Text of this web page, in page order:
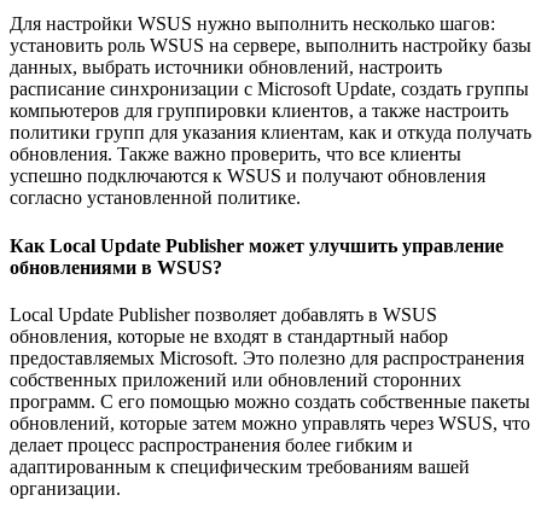
Для настройки WSUS нужно выполнить несколько шагов:
установить роль WSUS на сервере, выполнить настройку базы
данных, выбрать источники обновлений, настроить
расписание синхронизации с Microsoft Update, создать группы
компьютеров для группировки клиентов, а также настроить
политики групп для указания клиентам, как и откуда получать
обновления. Также важно проверить, что все клиенты
успешно подключаются к WSUS и получают обновления
согласно установленной политике.
Как Local Update Publisher может улучшить управление
обновлениями в WSUS?
Local Update Publisher позволяет добавлять в WSUS
обновления, которые не входят в стандартный набор
предоставляемых Microsoft. Это полезно для распространения
собственных приложений или обновлений сторонних
программ. С его помощью можно создать собственные пакеты
обновлений, которые затем можно управлять через WSUS, что
делает процесс распространения более гибким и
адаптированным к специфическим требованиям вашей
организации.